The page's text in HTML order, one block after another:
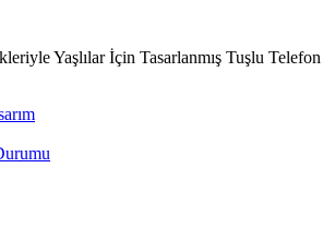
Yaşlılar İçin Tasarlanmış Tuşlu Telefon